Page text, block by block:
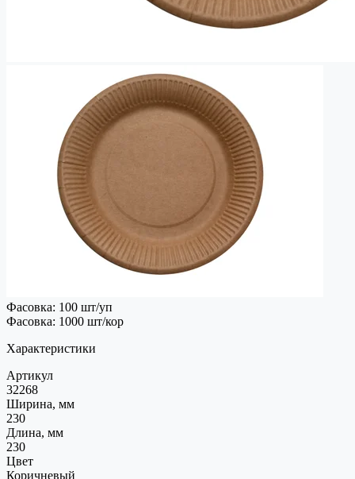
Фасовка: 100 шт/уп
Фасовка: 1000 шт/кор
Характеристики
Артикул
32268
Ширина, мм
230
Длина, мм
230
Цвет
Коричневый